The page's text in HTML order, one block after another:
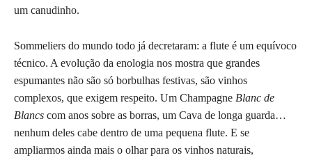
um canudinho.
Sommeliers do mundo todo já decretaram: a flute é um equívoco
técnico. A evolução da enologia nos mostra que grandes
espumantes não são só borbulhas festivas, são vinhos
complexos, que exigem respeito. Um Champagne Blanc de
Blancs com anos sobre as borras, um Cava de longa guarda…
nenhum deles cabe dentro de uma pequena flute. E se
ampliarmos ainda mais o olhar para os vinhos naturais,